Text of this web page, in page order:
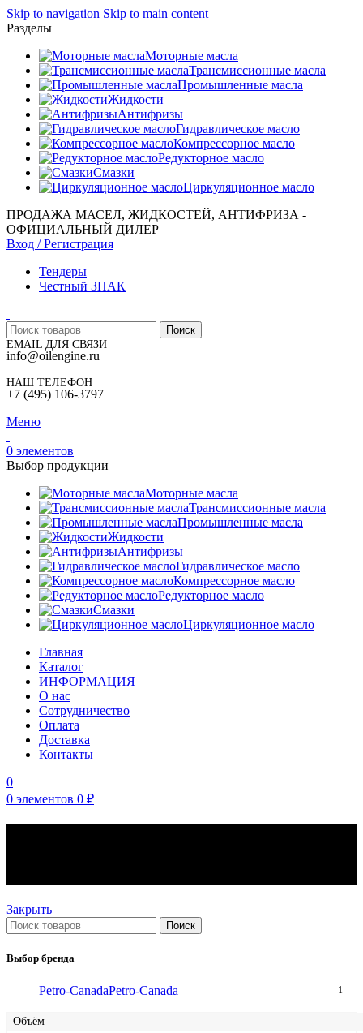
Skip to navigation Skip to main content
Разделы
Моторные масла
Трансмиссионные масла
Промышленные масла
Жидкости
Антифризы
Гидравлическое масло
Компрессорное масло
Редукторное масло
Смазки
Циркуляционное масло
ПРОДАЖА МАСЕЛ, ЖИДКОСТЕЙ, АНТИФРИЗА -
ОФИЦИАЛЬНЫЙ ДИЛЕР
Вход / Регистрация
Тендеры
Честный ЗНАК
Поиск
EMAIL ДЛЯ СВЯЗИ
info@oilengine.ru
НАШ ТЕЛЕФОН
+7 (495) 106-3797
Меню
0 элементов
Выбор продукции
Моторные масла
Трансмиссионные масла
Промышленные масла
Жидкости
Антифризы
Гидравлическое масло
Компрессорное масло
Редукторное масло
Смазки
Циркуляционное масло
Главная
Каталог
ИНФОРМАЦИЯ
О нас
Сотрудничество
Оплата
Доставка
Контакты
0
0 элементов 0 ₽
Закрыть
Поиск
Выбор бренда
Petro-CanadaPetro-Canada 1
Объём